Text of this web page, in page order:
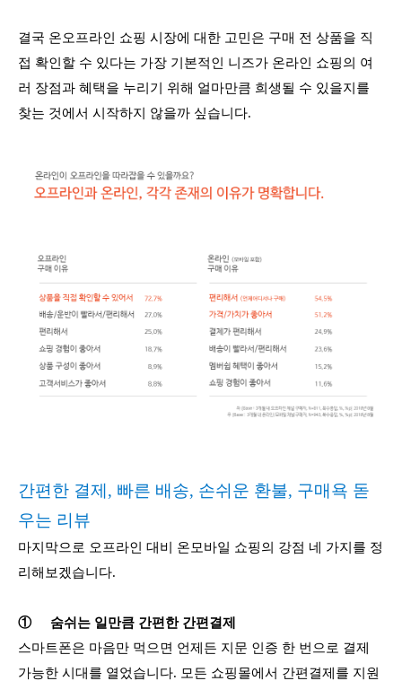
결국 온오프라인 쇼핑 시장에 대한 고민은 구매 전 상품을 직
접 확인할 수 있다는 가장 기본적인 니즈가 온라인 쇼핑의 여
러 장점과 혜택을 누리기 위해 얼마만큼 희생될 수 있을지를
찾는 것에서 시작하지 않을까 싶습니다.
간편한 결제, 빠른 배송, 손쉬운 환불, 구매욕 돋
우는 리뷰
마지막으로 오프라인 대비 온모바일 쇼핑의 강점 네 가지를 정
리해보겠습니다.
①
숨쉬는 일만큼 간편한 간편결제
스마트폰은 마음만 먹으면 언제든 지문 인증 한 번으로 결제
가능한 시대를 열었습니다. 모든 쇼핑몰에서 간편결제를 지원